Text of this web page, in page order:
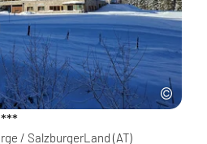
***
/ SalzburgerLand (AT)